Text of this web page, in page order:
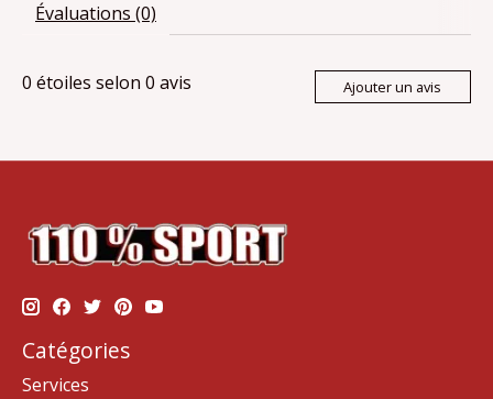
Évaluations (0)
0 étoiles selon 0 avis Ajouter un avis
Catégories
Services